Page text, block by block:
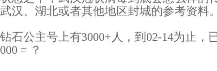
武汉、湖北或者其他地区封城的参考资料
钻石公主号上有3000+人，到02-14为止，
000 = ？